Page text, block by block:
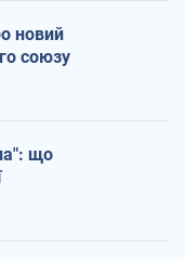
новий
союзу
що